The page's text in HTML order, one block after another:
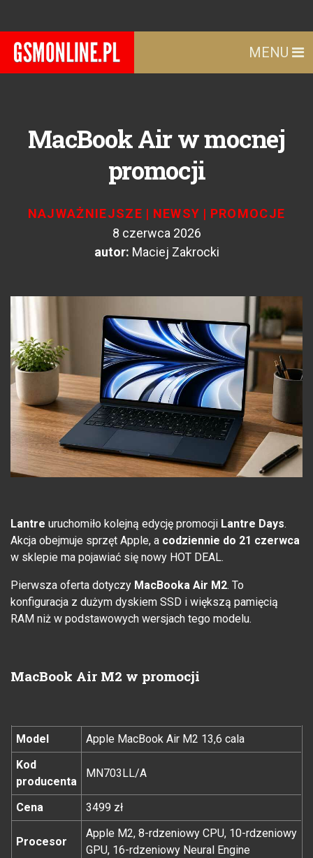
MENU
MacBook Air w mocnej
promocji
NAJWAŻNIEJSZE | NEWSY | PROMOCJE
8 czerwca 2026
autor: Maciej Zakrocki
Lantre uruchomiło kolejną edycję promocji Lantre Days.
Akcja obejmuje sprzęt Apple, a codziennie do 21 czerwca
w sklepie ma pojawiać się nowy HOT DEAL.
Pierwsza oferta dotyczy MacBooka Air M2. To
konfiguracja z dużym dyskiem SSD i większą pamięcią
RAM niż w podstawowych wersjach tego modelu.
MacBook Air M2 w promocji
Model
Apple MacBook Air M2 13,6 cala
Kod
producenta
MN703LL/A
Cena 3499 zł
Procesor
Apple M2, 8-rdzeniowy CPU, 10-rdzeniowy
GPU, 16-rdzeniowy Neural Engine